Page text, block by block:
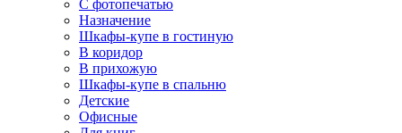
С фотопечатью
Назначение
Шкафы-купе в гостиную
В коридор
В прихожую
Шкафы-купе в спальню
Детские
Офисные